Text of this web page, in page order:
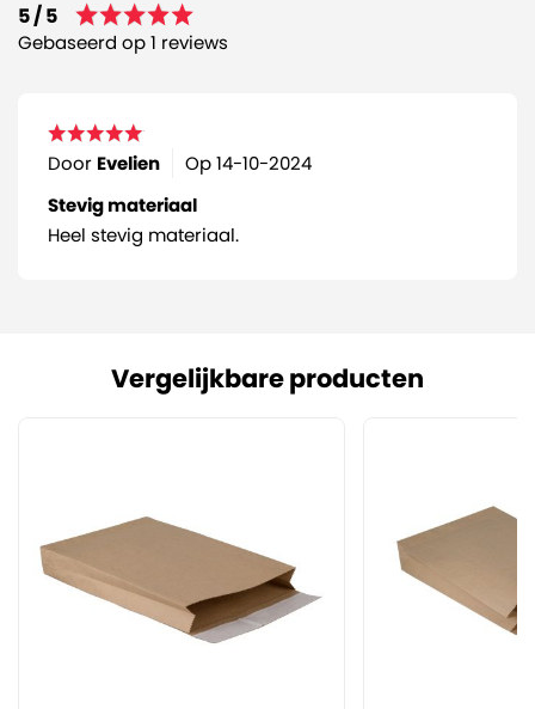
5 / 5
Gebaseerd op 1 reviews
Door Evelien Op14-10-2024
Stevig materiaal
Heel stevig materiaal.
Vergelijkbare producten